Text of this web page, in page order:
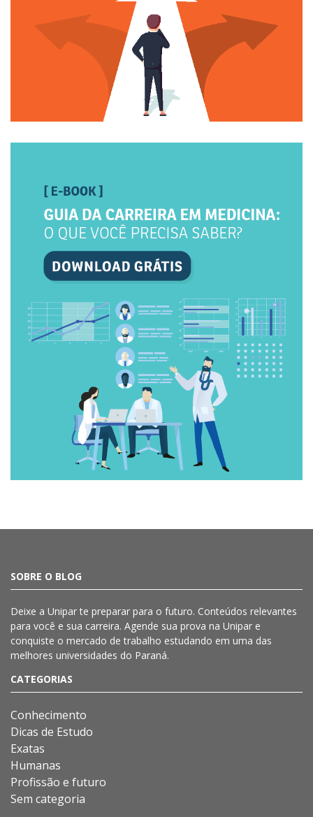
SOBRE O BLOG
Deixe a Uniparte preparar para o futuro. Conteúdos relevantes
para você e sua carreira. Agende sua prova na Unipar e
conquiste o mercado de trabalho estudando em uma das
melhores universidades do Paraná.
CATEGORIAS
Conhecimento
Dicas de Estudo
Exatas
Humanas
Profissão e futuro
Sem categoria